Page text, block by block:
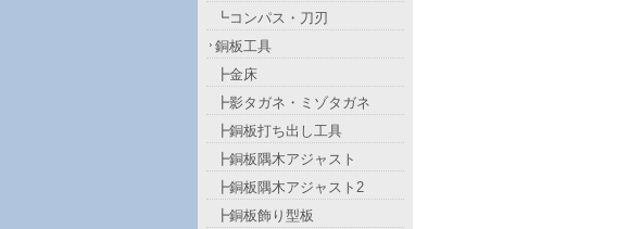
┗コンパス・刀刃
銅板工具
┣金床
┣影タガネ・ミゾタガネ
┣銅板打ち出し工具
┣銅板隅木アジャスト
┣銅板隅木アジャスト2
┣銅板飾り型板